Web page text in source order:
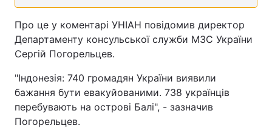
Зброя Інциденти
Здоров'я Туризм
Цікавинки
Екологія Регіони
Лонгріди
Про це у коментарі УНІАН повідомив директор
Департаменту консульської служби МЗС України
Сергій Погорельцев.
"Індонезія: 740 громадян України виявили
бажання бути евакуйованими. 738 українців
перебувають на острові Балі", - зазначив
Погорельцев.